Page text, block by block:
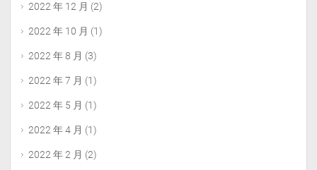
2022 年 12 月 (2)
2022 年 10 月 (1)
2022 年 8 月 (3)
2022 年 7 月 (1)
2022 年 5 月 (1)
2022 年 4 月 (1)
2022 年 2 月 (2)